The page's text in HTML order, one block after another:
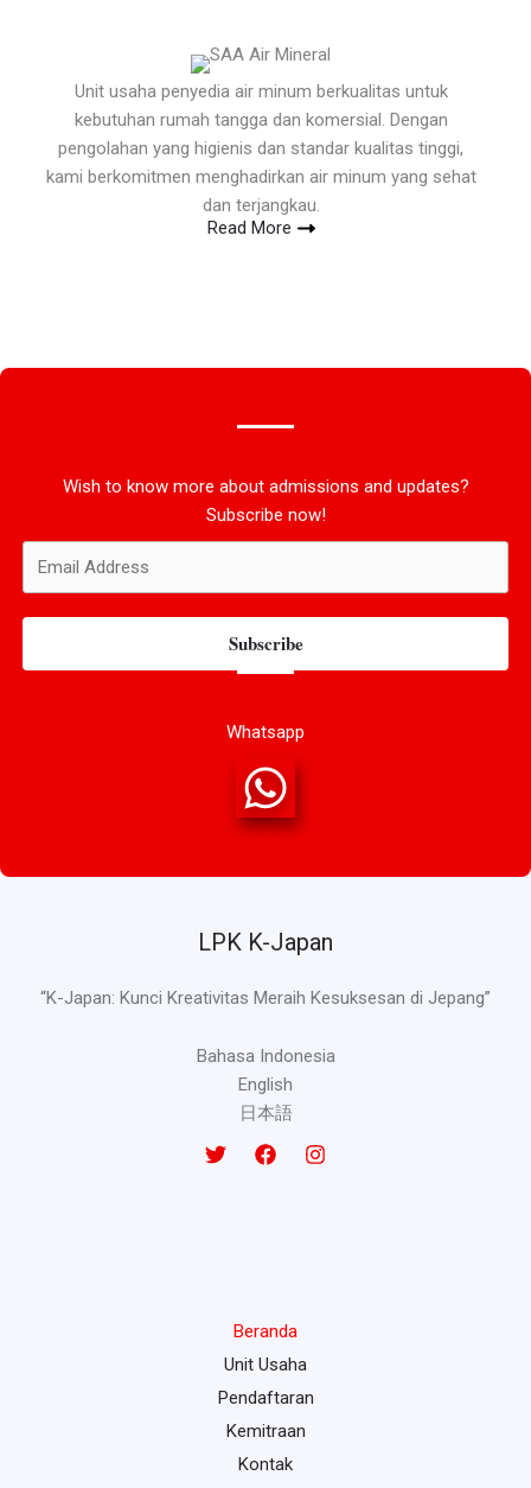
Unit usaha penyedia air minum berkualitas untuk
kebutuhan rumah tangga dan komersial. Dengan
pengolahan yang higienis dan standar kualitas tinggi,
kami berkomitmen menghadirkan air minum yang sehat
dan terjangkau.
Read More
Wish to know more about admissions and updates?
Subscribe now!
Subscribe
Whatsapp
LPK K-Japan
“K-Japan: Kunci Kreativitas Meraih Kesuksesan di Jepang”
Bahasa Indonesia
English
日本語
Beranda
Unit Usaha
Pendaftaran
Kemitraan
Kontak